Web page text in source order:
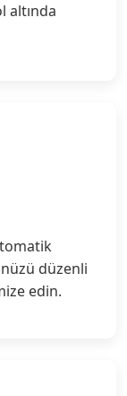
altında
düzenli
edin.